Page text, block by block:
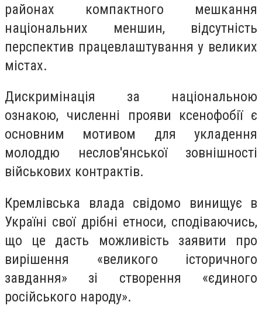
районах компактного мешкання
національних меншин, відсутність
перспектив працевлаштування у великих
містах.
Дискримінація за національною
ознакою, численні прояви ксенофобії є
основним мотивом для укладення
молоддю неслов'янської зовнішності
військових контрактів.
Кремлівська влада свідомо винищує в
Україні свої дрібні етноси, сподіваючись,
що це дасть можливість заявити про
вирішення «великого історичного
завдання» зі створення «єдиного
російського народу».